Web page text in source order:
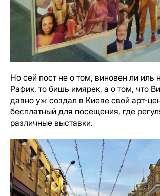
Но сей пост не о том, виновен ли иль
Рафик, то бишь имярек, а о том, что
давно уж создал в Киеве свой арт-
бесплатный для посещения, где
различные выставки.